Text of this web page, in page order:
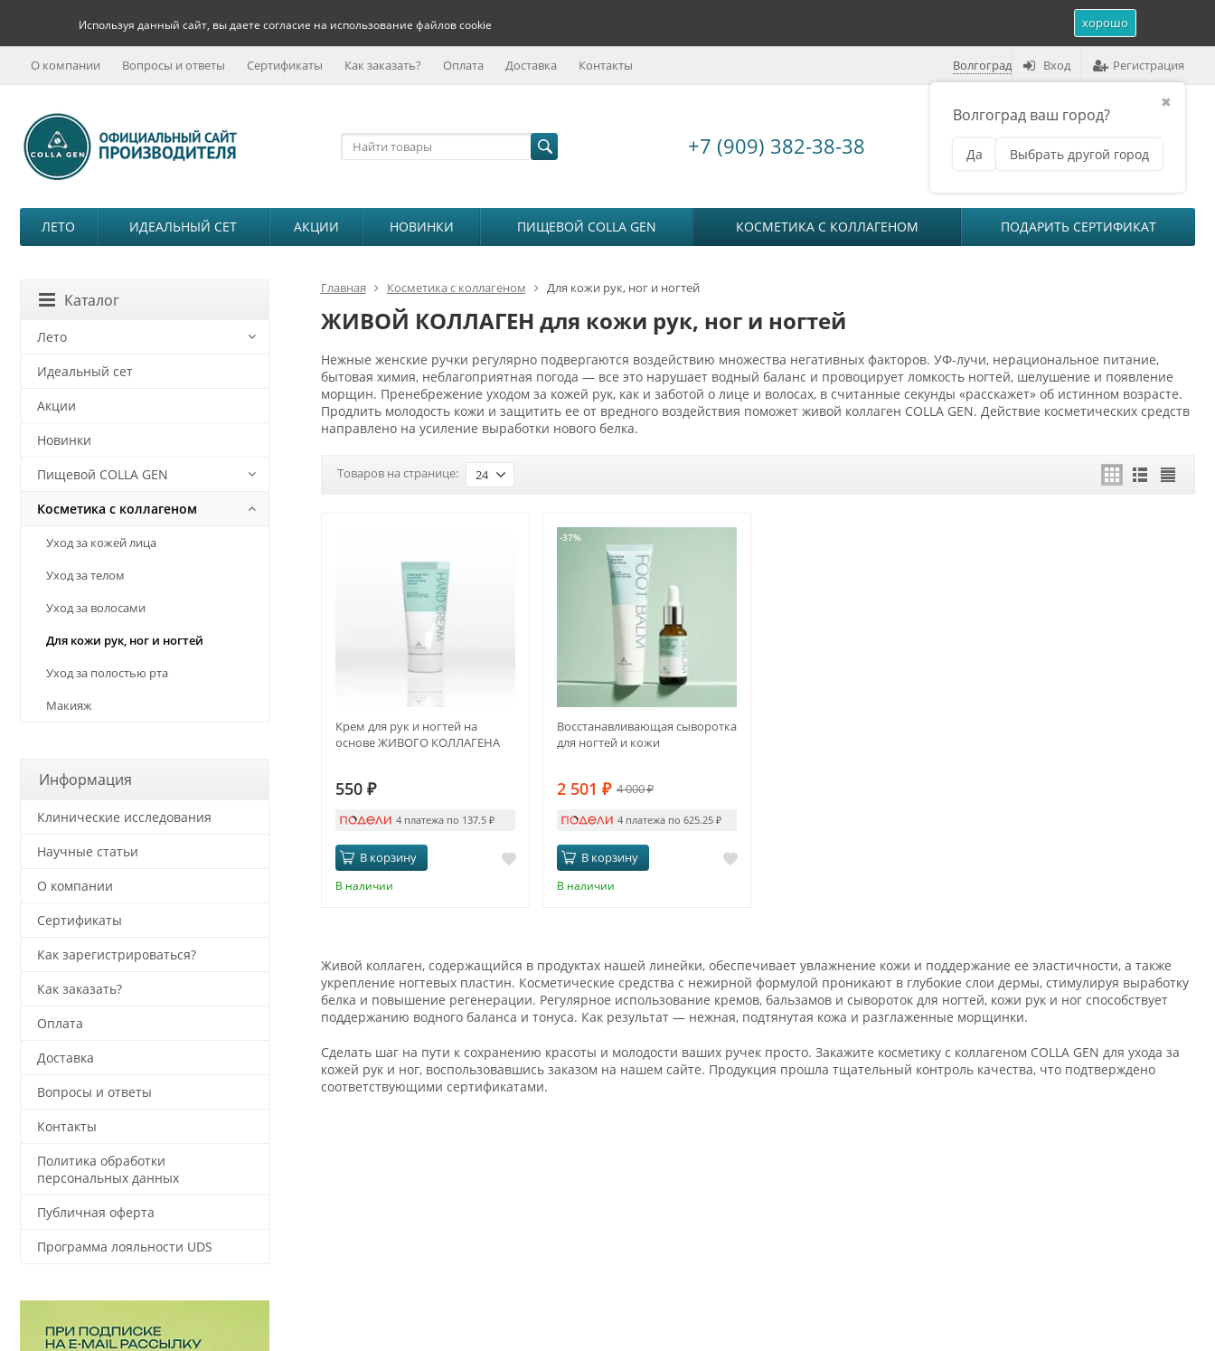
Используя данный сайт, вы даете согласие на использование файлов cookie хорошо
Волгоград
✖
Волгоград ваш город?
Да Выбрать другой город
Вход Регистрация
О компании Вопросы и ответы Сертификаты Как заказать? Оплата Доставка Контакты
+7 (909) 382-38-38 на сумму0₽
ЛЕТО ИДЕАЛЬНЫЙ СЕТ АКЦИИ НОВИНКИ ПИЩЕВОЙ COLLA GEN КОСМЕТИКА С КОЛЛАГЕНОМ ПОДАРИТЬ СЕРТИФИКАТ
Главная Косметика с коллагеном Для кожи рук, ног и ногтей
ЖИВОЙ КОЛЛАГЕН для кожи рук, ног и ногтей
Нежные женские ручки регулярно подвергаются воздействию множества негативных факторов. УФ-лучи, нерациональное питание,
бытовая химия, неблагоприятная погода — все это нарушает водный баланс и провоцирует ломкость ногтей, шелушение и появление
морщин. Пренебрежение уходом за кожей рук, как и заботой о лице и волосах, в считанные секунды «расскажет» об истинном возрасте.
Продлить молодость кожи и защитить ее от вредного воздействия поможет живой коллаген COLLA GEN. Действие косметических средств
направлено на усиление выработки нового белка.
Товаров на странице: 24
Крем для рук и ногтей на
основе ЖИВОГО КОЛЛАГЕНА
550 ₽
4 платежа по 137.5₽
В корзину
В наличии
-37%
Восстанавливающая сыворотка
для ногтей и кожи
2 501 ₽ 4 000₽
4 платежа по 625.25₽
В корзину
В наличии
Живой коллаген, содержащийся в продуктах нашей линейки, обеспечивает увлажнение кожи и поддержание ее эластичности, а также
укрепление ногтевых пластин. Косметические средства с нежирной формулой проникают в глубокие слои дермы, стимулируя выработку
белка и повышение регенерации. Регулярное использование кремов, бальзамов и сывороток для ногтей, кожи рук и ног способствует
поддержанию водного баланса и тонуса. Как результат — нежная, подтянутая кожа и разглаженные морщинки.
Сделать шаг на пути к сохранению красоты и молодости ваших ручек просто. Закажите косметику с коллагеном COLLA GEN для ухода за
кожей рук и ног, воспользовавшись заказом на нашем сайте. Продукция прошла тщательный контроль качества, что подтверждено
соответствующими сертификатами.
Каталог
Лето
Идеальный сет
Акции
Новинки
Пищевой COLLA GEN
Косметика с коллагеном
Уход за кожей лица
Уход за телом
Уход за волосами
Для кожи рук, ног и ногтей
Уход за полостью рта
Макияж
Информация
Клинические исследования
Научные статьи
О компании
Сертификаты
Как зарегистрироваться?
Как заказать?
Оплата
Доставка
Вопросы и ответы
Контакты
Политика обработки
персональных данных
Публичная оферта
Программа лояльности UDS